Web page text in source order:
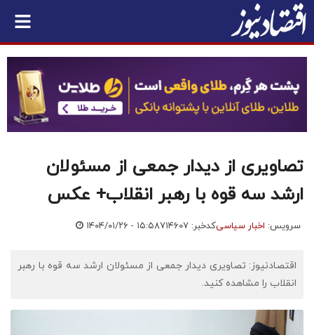
تصاویری از دیدار جمعی از مسئولان
ارشد سه قوه با رهبر انقلاب+ عکس
سرویس: اخبار سیاسیکدخبر: ۷۱۴۶۰۷ ۱۴۰۴/۰۱/۲۶ - ۱۵:۵۸
اقتصادنیوز: تصاویری دیدار جمعی از مسئولان ارشد سه قوه با رهبر
انقلاب را مشاهده کنید.